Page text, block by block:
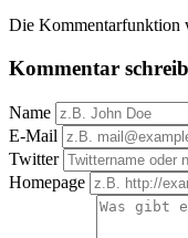
Die Kommentarfunktion
Kommentar
Name
E-Mail
Twitter
Homepage